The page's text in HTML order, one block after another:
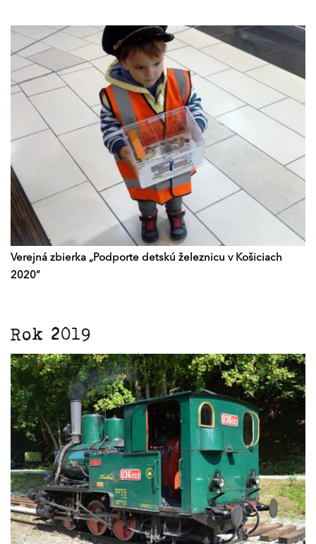
Verejná zbierka „Podporte detskú železnicu v Košiciach
2020“
Rok 2019